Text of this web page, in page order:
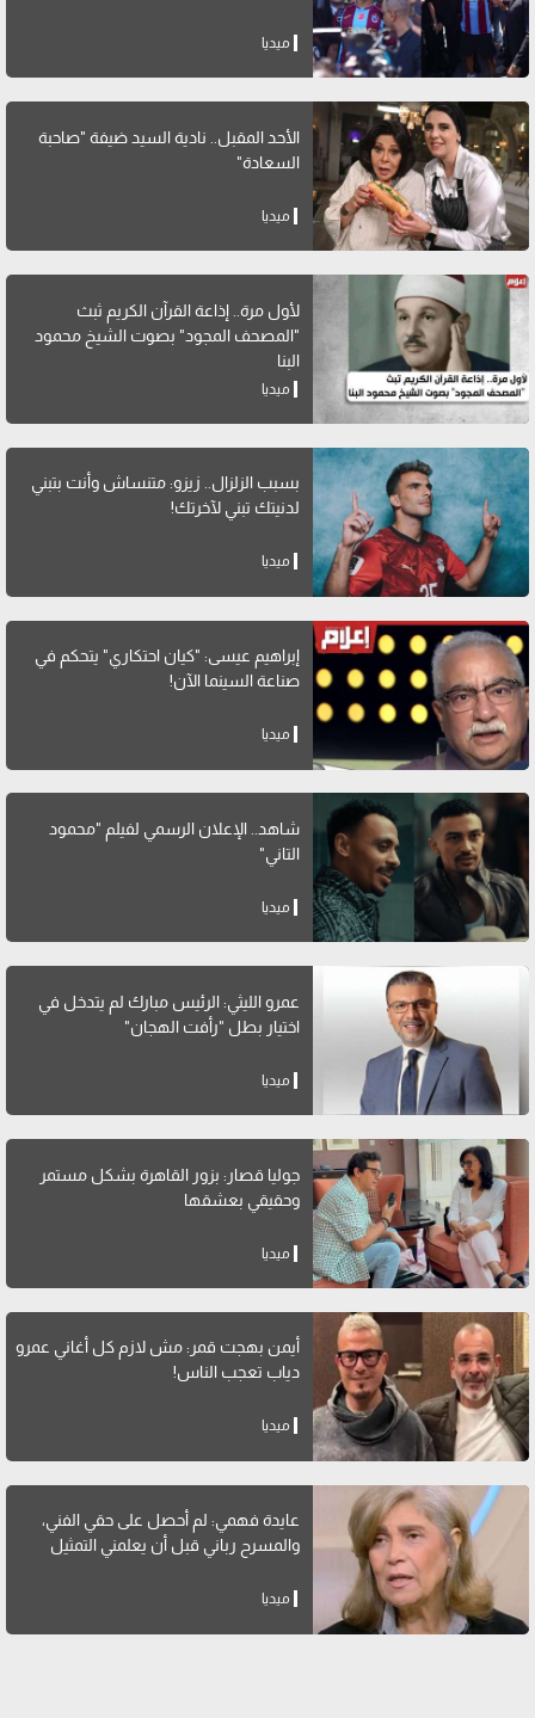
ميديا
الأحد المقبل.. نادية السيد ضيفة "صاحبة
السعادة"
ميديا
لأول مرة.. إذاعة القرآن الكريم ثبث
"المصحف المجود" بصوت الشيخ محمود
البنا
ميديا
بسبب الزلزال.. زيزو: متنساش وأنت بتبني
لدنيتك تبني لآخرتك!
ميديا
إبراهيم عيسى: "كيان احتكاري" يتحكم في
صناعة السينما الآن!
ميديا
شاهد.. الإعلان الرسمي لفيلم "محمود
التاني"
ميديا
عمرو الليثي: الرئيس مبارك لم يتدخل في
اختيار بطل "رأفت الهجان"
ميديا
جوليا قصار: بزور القاهرة بشكل مستمر
وحقيقي بعشقها
ميديا
أيمن بهجت قمر: مش لازم كل أغاني عمرو
دياب تعجب الناس!
ميديا
عايدة فهمي: لم أحصل على حقي الفني،
والمسرح رباني قبل أن يعلمني التمثيل
ميديا